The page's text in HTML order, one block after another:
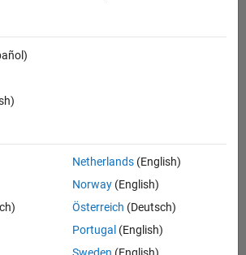
Netherlands(English)
Norway(English)
Österreich (Deutsch)
Portugal (English)